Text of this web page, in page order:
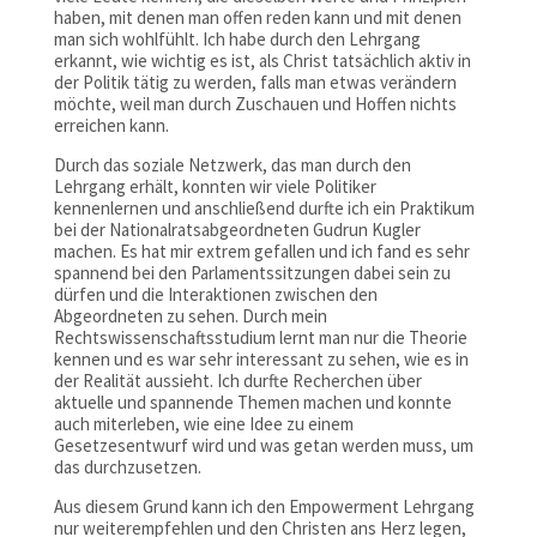
haben, mit denen man offen reden kann und mit denen
man sich wohlfühlt. Ich habe durch den Lehrgang
erkannt, wie wichtig es ist, als Christ tatsächlich aktiv in
der Politik tätig zu werden, falls man etwas verändern
möchte, weil man durch Zuschauen und Hoffen nichts
erreichen kann.
Durch das soziale Netzwerk, das man durch den
Lehrgang erhält, konnten wir viele Politiker
kennenlernen und anschließend durfte ich ein Praktikum
bei der Nationalratsabgeordneten Gudrun Kugler
machen. Es hat mir extrem gefallen und ich fand es sehr
spannend bei den Parlamentssitzungen dabei sein zu
dürfen und die Interaktionen zwischen den
Abgeordneten zu sehen. Durch mein
Rechtswissenschaftsstudium lernt man nur die Theorie
kennen und es war sehr interessant zu sehen, wie es in
der Realität aussieht. Ich durfte Recherchen über
aktuelle und spannende Themen machen und konnte
auch miterleben, wie eine Idee zu einem
Gesetzesentwurf wird und was getan werden muss, um
das durchzusetzen.
Aus diesem Grund kann ich den Empowerment Lehrgang
nur weiterempfehlen und den Christen ans Herz legen,